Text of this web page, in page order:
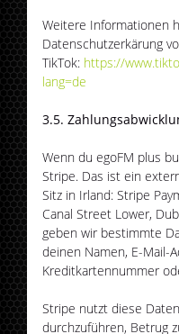
Weitere Informationen
Datenschutzerkärung
TikTok: https://
lang=de
3.5.
Wenn du egoFM plus
Stripe. Das ist ein
Sitz in Irland: Stripe
Canal Street Lower,
geben wir bestimmte
deinen Namen, E-Mail-
Kreditkartennummer
Stripe nutzt diese
durchzuführen, Betrug